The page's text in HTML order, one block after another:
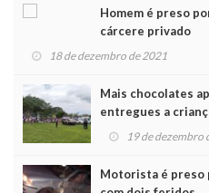
Homem é preso
cárcere privado
18 de dezembro de 2021
Mais chocolates
entregues a
19 de dezembro
Motorista é preso